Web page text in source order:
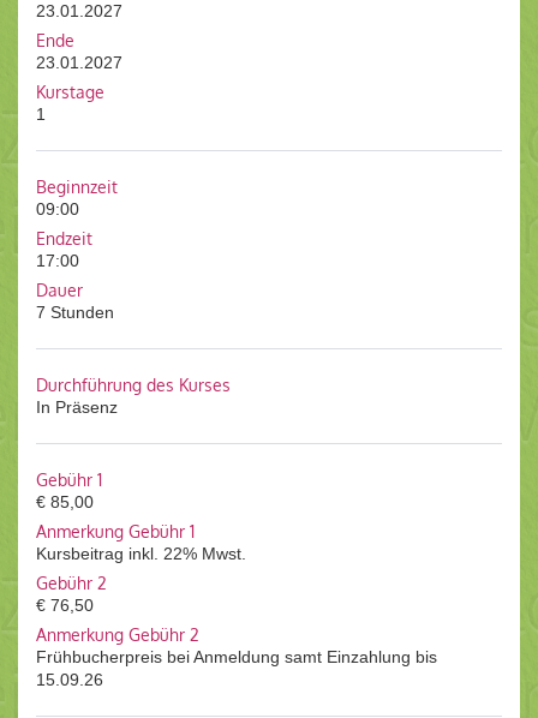
23.01.2027
Ende
23.01.2027
Kurstage
1
Beginnzeit
09:00
Endzeit
17:00
Dauer
7 Stunden
Durchführung des Kurses
In Präsenz
Gebühr 1
€ 85,00
Anmerkung Gebühr 1
Kursbeitrag inkl. 22% Mwst.
Gebühr 2
€ 76,50
Anmerkung Gebühr 2
Frühbucherpreis bei Anmeldung samt Einzahlung bis
15.09.26